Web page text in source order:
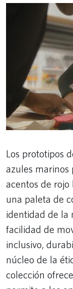
Los prototipos
azules marinos
acentos de
una paleta de
identidad de la
facilidad de
inclusivo,
núcleo de la
colección